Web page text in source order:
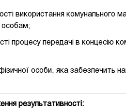
використання комунального
особам;
процесу передачі в концесію
особи, яка забезпечить
результативності: